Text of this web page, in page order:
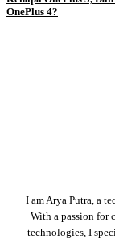
OnePlus 4?
I am Arya Putra, a
With a passion for
technologies, I